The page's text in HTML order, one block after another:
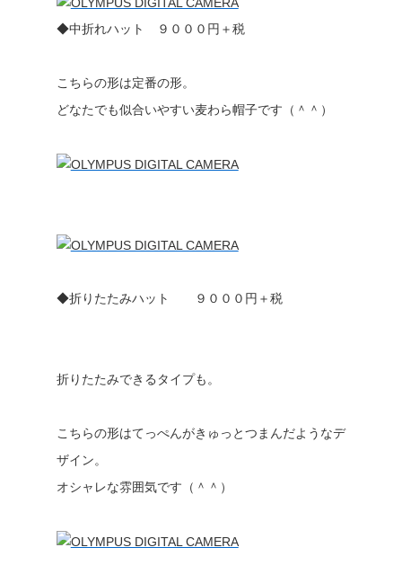
◆中折れハット ９０００円＋税
こちらの形は定番の形。
どなたでも似合いやすい麦わら帽子です（＾＾）
◆折りたたみハット ９０００円＋税
折りたたみできるタイプも。
こちらの形はてっぺんがきゅっとつまんだようなデ
ザイン。
オシャレな雰囲気です（＾＾）